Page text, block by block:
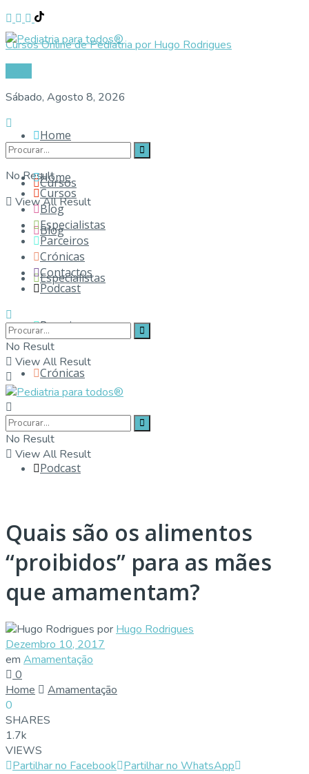
Cursos Online de Pediatria por Hugo Rodrigues
Sábado, Agosto 8, 2026
No Result
View All Result
Home
Cursos
Blog
Especialistas
Parceiros
Crónicas
Contactos
Podcast
Home
Cursos
Blog
Especialistas
Parceiros
Crónicas
Contactos
Podcast
No Result
View All Result
No Result
View All Result
Quais são os alimentos
“proibidos” para as mães
que amamentam?
por Hugo Rodrigues
Dezembro 10, 2017
em Amamentação
0
Home
Amamentação
0
SHARES
1.7k
VIEWS
Partilhar no Facebook Partilhar no WhatsApp